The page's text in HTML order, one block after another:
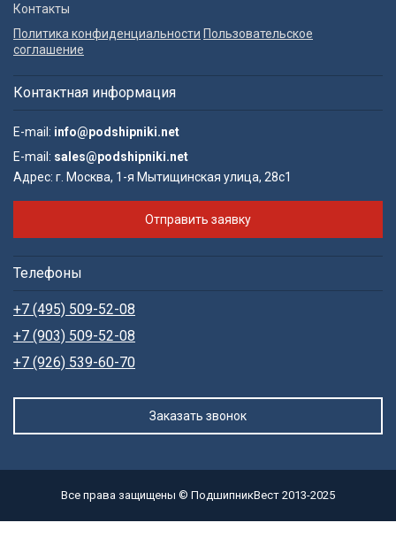
Контакты
Политика конфиденциальности Пользовательское
соглашение
Контактная информация
E-mail: info@podshipniki.net
E-mail: sales@podshipniki.net
Адрес: г. Москва, 1-я Мытищинская улица, 28с1
Отправить заявку
Телефоны
+7 (495) 509-52-08
+7 (903) 509-52-08
+7 (926) 539-60-70
Заказать звонок
Все права защищены © ПодшипникВест 2013-2025